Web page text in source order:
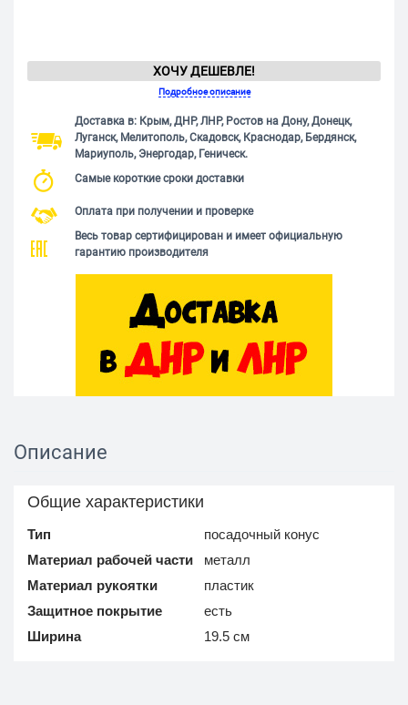
ХОЧУ ДЕШЕВЛЕ!
Подробное описание
Доставка в: Крым, ДНР, ЛНР, Ростов на Дону, Донецк,
Луганск, Мелитополь, Скадовск, Краснодар, Бердянск,
Мариуполь, Энергодар, Геническ.
Самые короткие сроки доставки
Оплата при получении и проверке
Весь товар сертифицирован и имеет официальную
гарантию производителя
Описание
Общие характеристики
Тип
посадочный конус
Материал рабочей части
металл
Материал рукоятки
пластик
Защитное покрытие
есть
Ширина
19.5 см